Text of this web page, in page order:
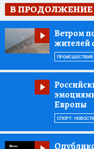
В
Ветром
жителей
ПРОИСШЕСТВИЯ
Европы
СПОРТ: